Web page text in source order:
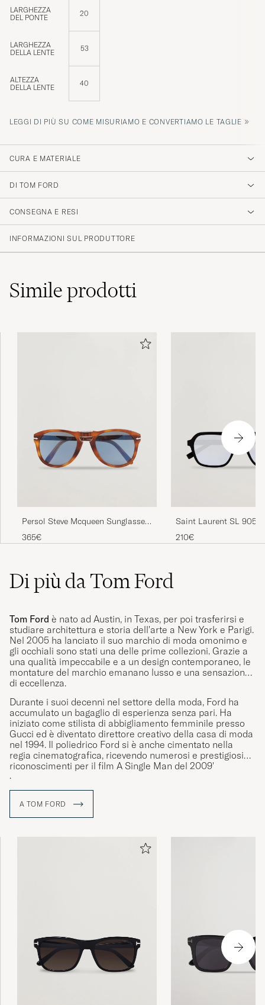
LARGHEZZA
DEL PONTE
20
LARGHEZZA
DELLA LENTE
53
ALTEZZA
DELLA LENTE
40
LEGGI DI PIÙ SU COME MISURIAMO E CONVERTIAMO LE TAGLIE »
CURA E MATERIALE
DI TOM FORD
CONSEGNA E RESI
INFORMAZIONI SUL PRODUTTORE
Simileprodotti
Persol Steve Mcqueen Sunglasses
Light Havana
365€
Saint Laurent SL 905
Black/Blue
210€
Di più da Tom Ford
Tom Ford è nato ad Austin, in Texas, per poi trasferirsi e
studiare architettura e storia dell'arte a New York e Parigi.
Nel 2005 ha lanciato il suo marchio di moda omonimo e
gli occhiali sono stati una delle prime collezioni. Grazie a
una qualità impeccabile e a un design contemporaneo, le
montature del marchio emanano lusso e una sensazione
di eccellenza.
Durante i suoi decenni nel settore della moda, Ford ha
accumulato un bagaglio di esperienza senza pari. Ha
iniziato come stilista di abbigliamento femminile presso
Gucci ed è diventato direttore creativo della casa di moda
nel 1994. Il poliedrico Ford si è anche cimentato nella
regia cinematografica, ricevendo numerosi e prestigiosi
riconoscimenti per il film A Single Man del 2009'
.
A TOM FORD